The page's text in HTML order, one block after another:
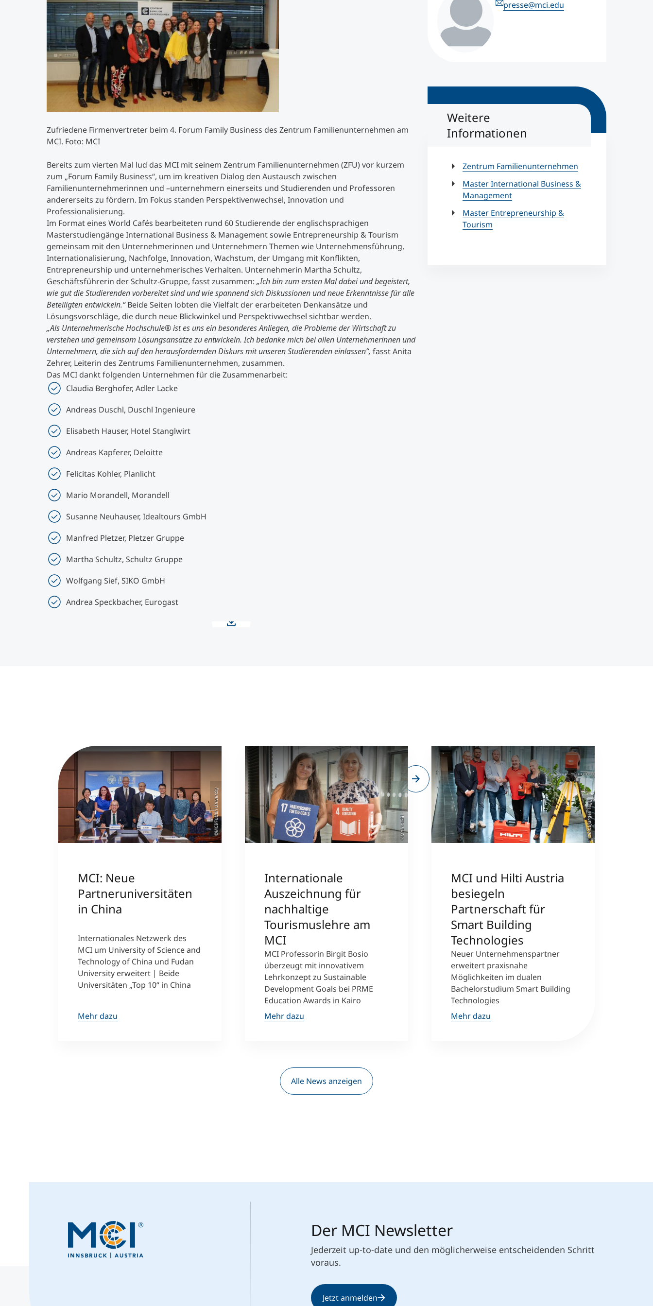
Zufriedene Firmenvertreter beim 4. Forum Family Business des Zentrum Familienunternehmen am
MCI. Foto: MCI
Bereits zum vierten Mal lud das MCI mit seinem Zentrum Familienunternehmen (ZFU) vor kurzem
zum „Forum Family Business“, um im kreativen Dialog den Austausch zwischen
Familienunternehmerinnen und –unternehmern einerseits und Studierenden und Professoren
andererseits zu fördern. Im Fokus standen Perspektivenwechsel, Innovation und
Professionalisierung.
Im Format eines World Cafés bearbeiteten rund 60 Studierende der englischsprachigen
Masterstudiengänge International Business & Management sowie Entrepreneurship & Tourism
gemeinsam mit den Unternehmerinnen und Unternehmern Themen wie Unternehmensführung,
Internationalisierung, Nachfolge, Innovation, Wachstum, der Umgang mit Konflikten,
Entrepreneurship und unternehmerisches Verhalten. Unternehmerin Martha Schultz,
Geschäftsführerin der Schultz-Gruppe, fasst zusammen: „Ich bin zum ersten Mal dabei und begeistert,
wie gut die Studierenden vorbereitet sind und wie spannend sich Diskussionen und neue Erkenntnisse für alle
Beteiligten entwickeln.“Beide Seiten lobten die Vielfalt der erarbeiteten Denkansätze und
Lösungsvorschläge, die durch neue Blickwinkel und Perspektivwechsel sichtbar werden.
„Als Unternehmerische Hochschule® ist es uns ein besonderes Anliegen, die Probleme der Wirtschaft zu
verstehen und gemeinsam Lösungsansätze zu entwickeln. Ich bedanke mich bei allen Unternehmerinnen und
Unternehmern, die sich auf den herausfordernden Diskurs mit unseren Studierenden einlassen“, fasst Anita
Zehrer, Leiterin des Zentrums Familienunternehmen, zusammen.
Das MCI dankt folgenden Unternehmen für die Zusammenarbeit:
Claudia Berghofer, Adler Lacke
Andreas Duschl, Duschl Ingenieure
Elisabeth Hauser, Hotel Stanglwirt
Andreas Kapferer, Deloitte
Felicitas Kohler, Planlicht
Mario Morandell, Morandell
Susanne Neuhauser, Idealtours GmbH
Manfred Pletzer, Pletzer Gruppe
Martha Schultz, Schultz Gruppe
Wolfgang Sief, SIKO GmbH
Andrea Speckbacher, Eurogast
presse@mci.edu
Weitere
Informationen
Zentrum Familienunternehmen
Master International Business &
Management
Master Entrepreneurship &
Tourism
©MCI/Fudan University
MCI: Neue
Partneruniversitäten
in China
Internationales Netzwerk des
MCI um University of Science and
Technology of China und Fudan
University erweitert | Beide
Universitäten „Top 10“ in China
Mehr dazu
©MCI/Kiechl
Internationale
Auszeichnung für
nachhaltige
Tourismuslehre am
MCI
MCI Professorin Birgit Bosio
überzeugt mit innovativem
Lehrkonzept zu Sustainable
Development Goals bei PRME
Education Awards in Kairo
Mehr dazu
©MCI/Jürgen Nigg
MCI und Hilti Austria
besiegeln
Partnerschaft für
Smart Building
Technologies
Neuer Unternehmenspartner
erweitert praxisnahe
Möglichkeiten im dualen
Bachelorstudium Smart Building
Technologies
Mehr dazu
Alle News anzeigen
Der MCI Newsletter
Jederzeit up-to-date und den möglicherweise entscheidenden Schritt
voraus.
Jetzt anmelden